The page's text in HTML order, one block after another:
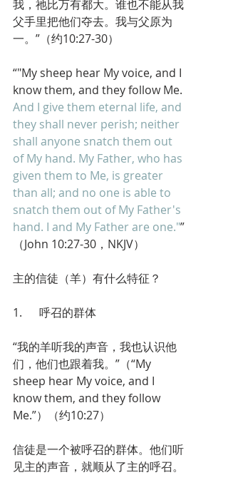
我，祂比万有都大。谁也不能从我
父手里把他们夺去。我与父原为
一。”（约10:27-30）
“"My sheep hear My voice, and I
know them, and they follow Me.
And I give them eternal life, and
they shall never perish; neither
shall anyone snatch them out
of My hand. My Father, who has
given them to Me, is greater
than all; and no one is able to
snatch them out of My Father's
hand. I and My Father are one."”
（John 10:27-30，NKJV）
主的信徒（羊）有什么特征？
1.      呼召的群体
“我的羊听我的声音，我也认识他
们，他们也跟着我。”（“My
sheep hear My voice, and I
know them, and they follow
Me.”）（约10:27）
信徒是一个被呼召的群体。他们听
见主的声音，就顺从了主的呼召。